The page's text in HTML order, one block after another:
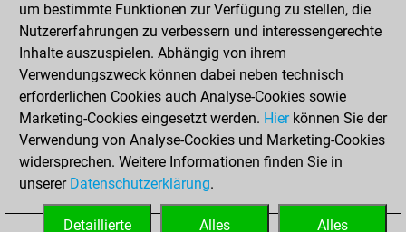
You played 161
bullet games
Play
You scored +60
=2 -99 in bullet
Donnerstag, April
13, 2023
You created
your Fritz account
um bestimmte Funktionen zur Verfügung zu stellen, die
Nutzererfahrungen zu verbessern und interessengerechte
Inhalte auszuspielen. Abhängig von ihrem
Verwendungszweck können dabei neben technisch
erforderlichen Cookies auch Analyse-Cookies sowie
Marketing-Cookies eingesetzt werden. Hierkönnen Sie der
Verwendung von Analyse-Cookies und Marketing-Cookies
widersprechen. Weitere Informationen finden Sie in
unserer Datenschutzerklärung.
Alles
Alles
Detaillierte